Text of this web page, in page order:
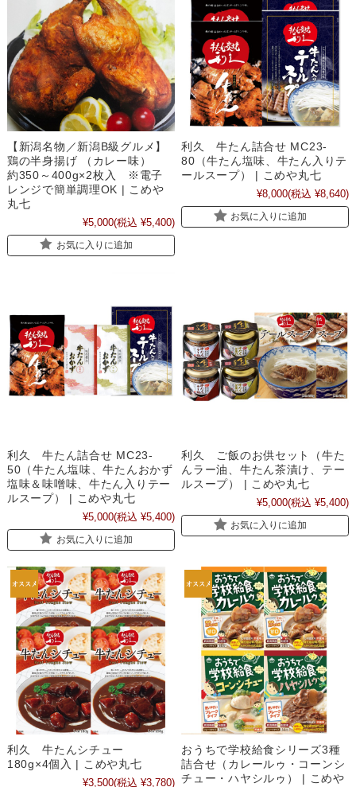
【新潟名物／新潟B級グルメ】
鶏の半身揚げ （カレー味）
約350～400g×2枚入 ※電子
レンジで簡単調理OK | こめや
丸七
¥5,000(税込 ¥5,400)
お気に入りに追加
利久 牛たん詰合せ MC23-
80（牛たん塩味、牛たん入りテ
ールスープ） | こめや丸七
¥8,000(税込 ¥8,640)
お気に入りに追加
利久 牛たん詰合せ MC23-
50（牛たん塩味、牛たんおかず
塩味＆味噌味、牛たん入りテー
ルスープ） | こめや丸七
¥5,000(税込 ¥5,400)
お気に入りに追加
利久 ご飯のお供セット（牛た
んラー油、牛たん茶漬け、テー
ルスープ） | こめや丸七
¥5,000(税込 ¥5,400)
お気に入りに追加
利久 牛たんシチュー
180g×4個入 | こめや丸七
¥3,500(税込 ¥3,780)
おうちで学校給食シリーズ3種
詰合せ（カレールゥ・コーンシ
チュー・ハヤシルゥ） | こめや